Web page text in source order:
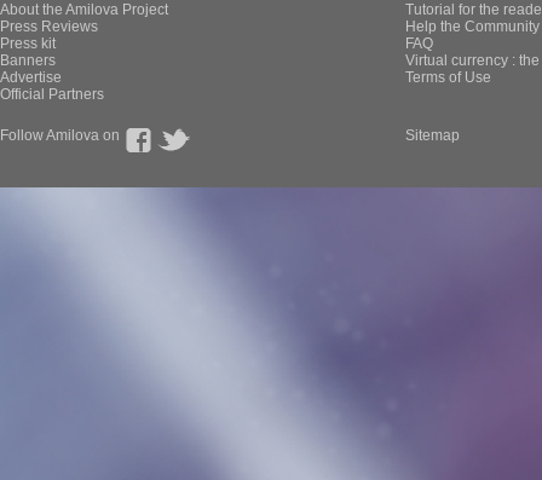
About the Amilova Project
Press Reviews
Press kit
Banners
Advertise
Official Partners
Tutorial for the
Help the
FAQ
Virtual currency :
Terms of Use
Follow Amilova on Sitemap